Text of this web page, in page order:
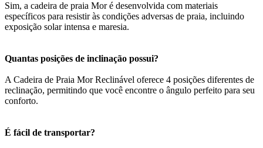
Sim, a cadeira de praia Mor é desenvolvida com materiais
específicos para resistir às condições adversas de praia, incluindo
exposição solar intensa e maresia.
Quantas posições de inclinação possui?
A Cadeira de Praia Mor Reclinável oferece 4 posições diferentes de
reclinação, permitindo que você encontre o ângulo perfeito para seu
conforto.
É fácil de transportar?